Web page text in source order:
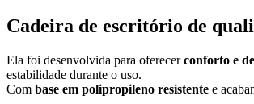
Cadeira de escritório de
Ela foi desenvolvida para oferecerconforto e
estabilidade durante o uso.
Com base em polipropileno resistente e